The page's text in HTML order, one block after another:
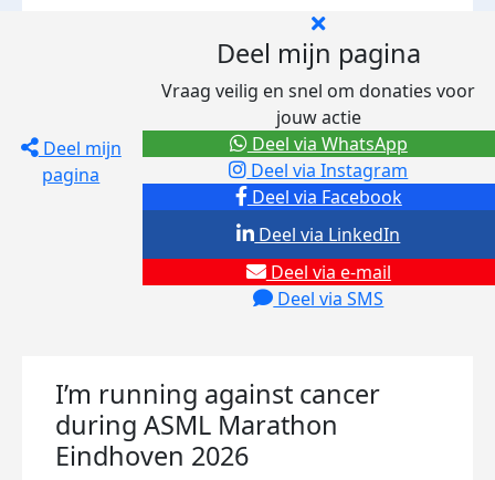
Deel mijn
pagina
Deel mijn pagina
Vraag veilig en snel om donaties voor
jouw actie
Deel via Facebook
Deel via Instagram
Deel via e-mail
Deel via SMS
Deel via LinkedIn
Deel via WhatsApp
I’m running against cancer
during ASML Marathon
Eindhoven 2026